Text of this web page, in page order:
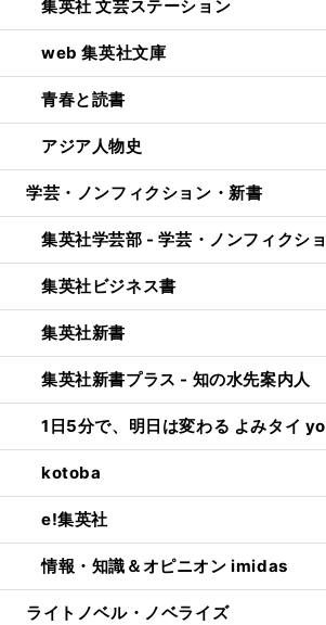
集英社 文芸ステーション
web 集英社文庫
青春と読書
アジア人物史
学芸・ノンフィクション・新書
集英社学芸部 - 学芸・ノンフィクシ
集英社ビジネス書
集英社新書
集英社新書プラス - 知の水先案内人
1日5分で、明日は変わる よみタイ
kotoba
e!集英社
情報・知識＆オピニオン imidas
ライトノベル・ノベライズ